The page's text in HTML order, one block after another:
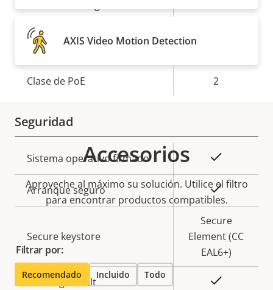
Red
Descripción
Clase de PoE 2
Seguridad
Descripción
de
propiedad
Valor de
la
propiedad
Sistema operativo firmado
Arranque seguro Sí
Secure keystore
Secure
Element (CC
EAL6+)
Axis Edge Vault
AXIS Video Motion Detection
Accesorios
Aproveche al máximo su solución. Utilice el filtro
para encontrar productos compatibles.
Filtrar por:
Recomendado Incluido Todo